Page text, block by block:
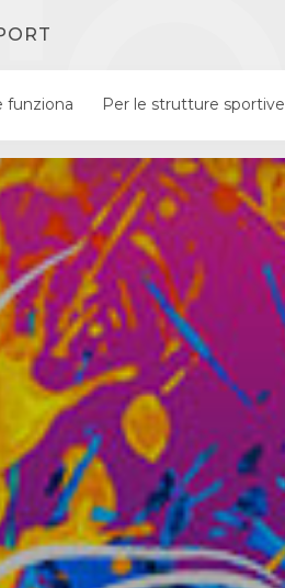
funziona Per le strutture sportive